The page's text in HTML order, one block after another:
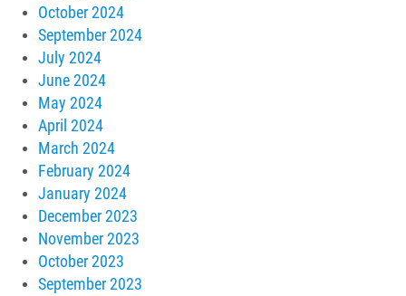
October 2024
September 2024
July 2024
June 2024
May 2024
April 2024
March 2024
February 2024
January 2024
December 2023
November 2023
October 2023
September 2023